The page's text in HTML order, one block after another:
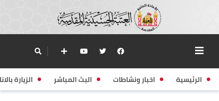
الرئيسية اخبار ونشاطات البث المباشر الزيارة